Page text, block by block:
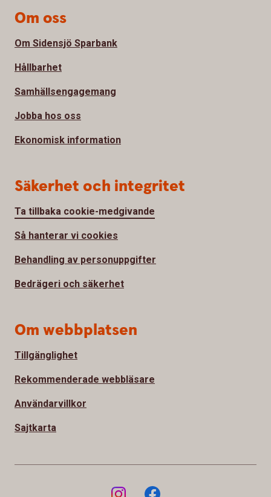
Om oss
Om Sidensjö Sparbank
Hållbarhet
Samhällsengagemang
Jobba hos oss
Ekonomisk information
Säkerhet och integritet
Ta tillbaka cookie-medgivande
Så hanterar vi cookies
Behandling av personuppgifter
Bedrägeri och säkerhet
Om webbplatsen
Tillgänglighet
Rekommenderade webbläsare
Användarvillkor
Sajtkarta